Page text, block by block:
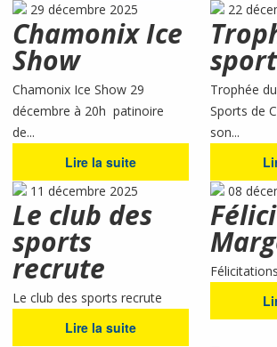
29 décembre 2025
Chamonix Ice
Show
Chamonix Ice Show 29
décembre à 20h patinoire
de...
Lire la suite
22
sport
Trophée
Sports de
son...
11 décembre 2025
Le club des
sports
recrute
Le club des sports recrute
Lire la suite
08